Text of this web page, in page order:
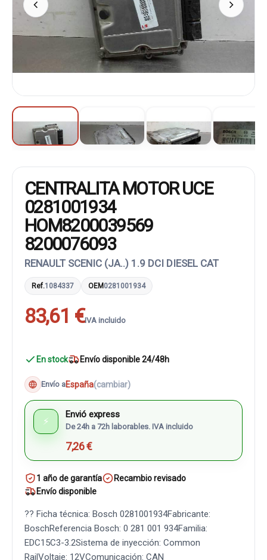
CENTRALITA MOTOR UCE
0281001934
HOM8200039569
8200076093
RENAULT SCENIC (JA..) 1.9 DCI DIESEL CAT
Ref.1084337 OEM0281001934
83,61 €IVA incluido
En stock Envío disponible 24/48h
Envío aEspaña(cambiar)
⚡
Envió express
De 24h a 72h laborables. IVA incluido
7,26 €
1 año de garantía
Recambio revisado
Envío disponible
?? Ficha técnica: Bosch 0281001934Fabricante:
BoschReferencia Bosch: 0 281 001 934Familia:
EDC15C3-3.2Sistema de inyección: Common
RailVoltaje: 12VComunicación: CAN